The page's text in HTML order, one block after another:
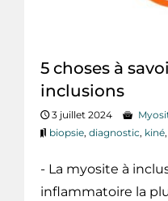
5 choses à
inclusions
3 juillet 2024
biopsie, diagnostic, kiné,
- La myosite à
inflammatoire la